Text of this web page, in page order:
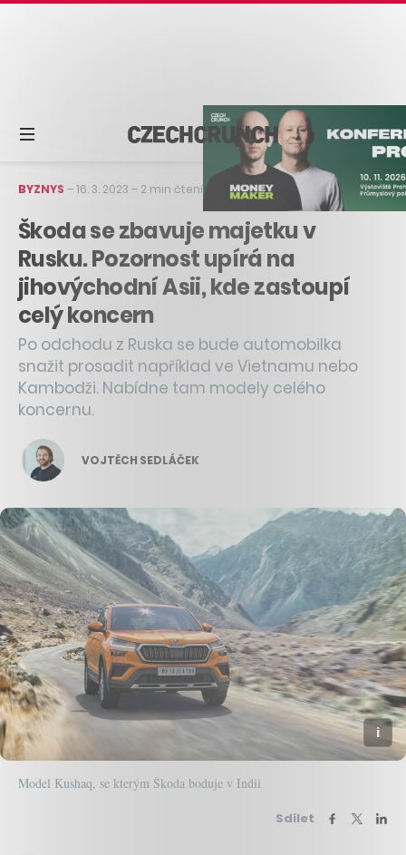
BYZNYS –16. 3. 2023 – 2 min čtení
Škoda se zbavuje majetku v
Rusku. Pozornost upírá na
jihovýchodní Asii, kde zastoupí
celý koncern
Po odchodu z Ruska se bude automobilka
snažit prosadit například ve Vietnamu nebo
Kambodži. Nabídne tam modely celého
koncernu.
VOJTĚCH SEDLÁČEK
Model Kushaq, se kterým Škoda boduje v Indii
Sdílet